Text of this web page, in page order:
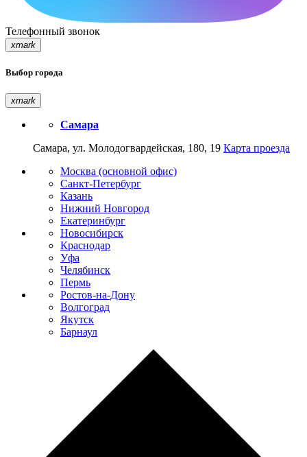
Телефонный звонок
xmark
Выбор города
xmark
Самара
Самара, ул. Молодогвардейская, 180, 19 Карта проезда
Москва (основной офис)
Санкт-Петербург
Казань
Нижний Новгород
Екатеринбург
Новосибирск
Краснодар
Уфа
Челябинск
Пермь
Ростов-на-Дону
Волгоград
Якутск
Барнаул